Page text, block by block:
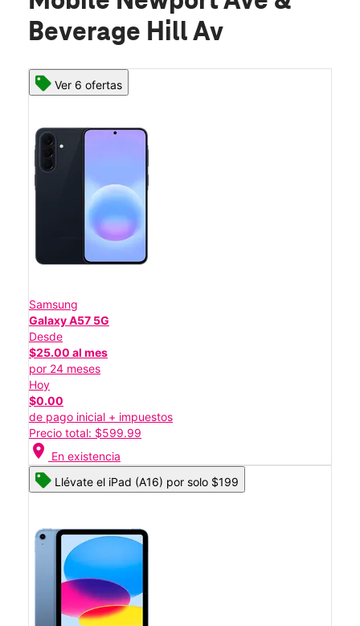
Beverage Hill Av
Ver 6 ofertas
Samsung
Galaxy A57 5G
Desde
$25.00 al mes
por 24 meses
Hoy
$0.00
de pago inicial + impuestos
Precio total: $599.99
location_on En existencia
Llévate el iPad (A16) por solo $199